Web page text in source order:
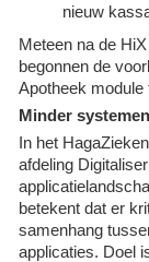
nieuw
Meteen na de
begonnen de
Apotheek module
Minder
In het
afdeling
betekent dat er
samenhang
applicaties. Doel